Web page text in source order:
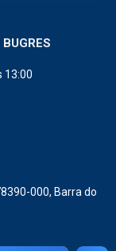
13:00
000, Barra do